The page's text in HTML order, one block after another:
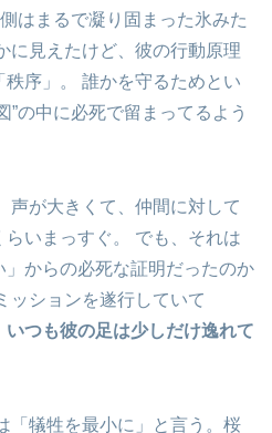
はまるで凝り固まった氷みた
に見えたけど、彼の行動原理
序」。 誰かを守るためとい
”の中に必死で留まってるよう
声が大きくて、仲間に対して
いまっすぐ。 でも、それは
」からの必死な証明だったのか
ッションを遂行していて
いつも彼の足は少しだけ逸れて
「犠牲を最小に」と言う。桜